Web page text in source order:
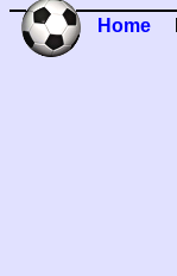
Home